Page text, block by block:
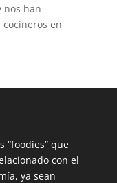
nos han
en
“foodies” que
con el
ya sean